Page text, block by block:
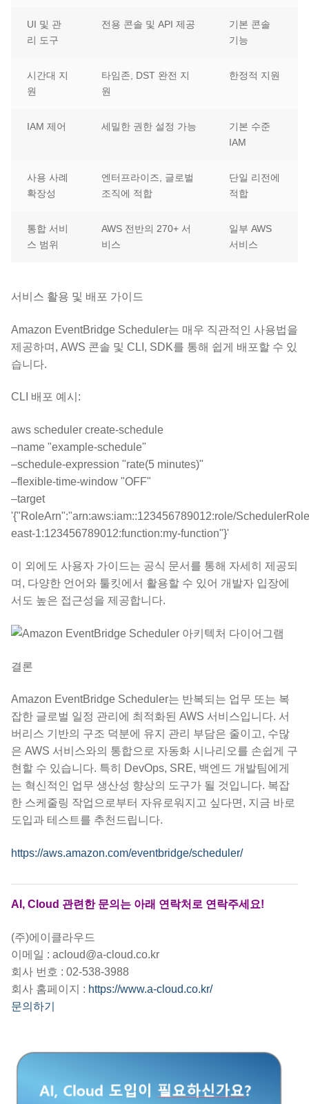
UI 및 관
리 도구
전용 콘솔 및 API 제공
기본 콘솔
기능
시간대 지
원
타임존, DST 완전 지
원
한정적 지원
IAM 제어 세밀한 권한 설정 가능
기본 수준
IAM
사용 사례
확장성
엔터프라이즈, 글로벌
조직에 적합
단일 리전에
적합
통합 서비
스 범위
AWS 전반의 270+ 서
비스
일부 AWS
서비스
서비스 활용 및 배포 가이드
Amazon EventBridge Scheduler는 매우 직관적인 사용법을
제공하며, AWS 콘솔 및 CLI, SDK를 통해 쉽게 배포할 수 있
습니다.
CLI 배포 예시:
aws scheduler create-schedule
–name "example-schedule"
–schedule-expression "rate(5 minutes)"
–flexible-time-window "OFF"
–target
'{"RoleArn":"arn:aws:iam::123456789012:role/
east-1:123456789012:function:my-function"}'
이 외에도 사용자 가이드는 공식 문서를 통해 자세히 제공되
며, 다양한 언어와 툴킷에서 활용할 수 있어 개발자 입장에
서도 높은 접근성을 제공합니다.
결론
Amazon EventBridge Scheduler는 반복되는 업무 또는 복
잡한 글로벌 일정 관리에 최적화된 AWS 서비스입니다. 서
버리스 기반의 구조 덕분에 유지 관리 부담은 줄이고, 수많
은 AWS 서비스와의 통합으로 자동화 시나리오를 손쉽게 구
현할 수 있습니다. 특히 DevOps, SRE, 백엔드 개발팀에게
는 혁신적인 업무 생산성 향상의 도구가 될 것입니다. 복잡
한 스케줄링 작업으로부터 자유로워지고 싶다면, 지금 바로
도입과 테스트를 추천드립니다.
https://aws.amazon.com/eventbridge/scheduler/
AI, Cloud 관련한 문의는 아래 연락처로 연락주세요!
(주)에이클라우드
이메일 : acloud@a-cloud.co.kr
회사 번호 : 02-538-3988
회사 홈페이지 : https://www.a-cloud.co.kr/
문의하기